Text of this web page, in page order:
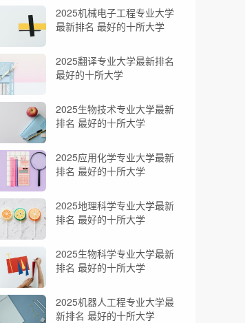
2025机械电子工程专业大学
最新排名 最好的十所大学
2025翻译专业大学最新排名
最好的十所大学
2025生物技术专业大学最新
排名 最好的十所大学
2025应用化学专业大学最新
排名 最好的十所大学
2025地理科学专业大学最新
排名 最好的十所大学
2025生物科学专业大学最新
排名 最好的十所大学
2025机器人工程专业大学最
新排名 最好的十所大学